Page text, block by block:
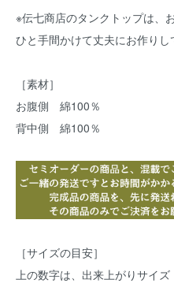
※伝七商店のタンクトップは、
ひと手間かけて丈夫にお作りし
［素材］
お腹側 綿100％
背中側 綿100％
［サイズの目安］
上の数字は、出来上がりサイズ